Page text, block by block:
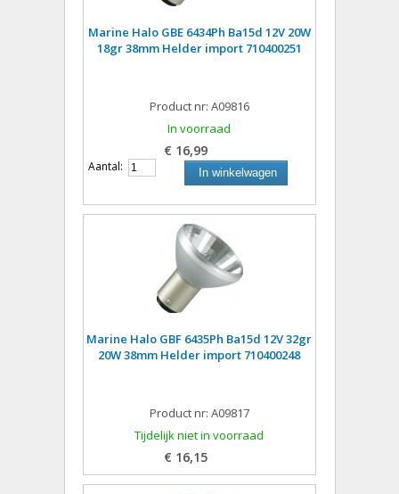
Marine Halo GBE 6434Ph Ba15d 12V 20W
18gr 38mm Helder import 710400251
Product nr: A09816
In voorraad
€ 16,99
Aantal: In winkelwagen
Marine Halo GBF 6435Ph Ba15d 12V 32gr
20W 38mm Helder import 710400248
Product nr: A09817
Tijdelijk niet in voorraad
€ 16,15